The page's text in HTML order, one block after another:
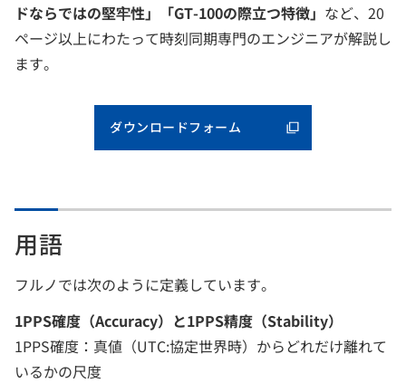
ドならではの堅牢性」「GT-100の際立つ特徴」 など、20
ページ以上にわたって時刻同期専門のエンジニアが解説し
ます。
ダウンロードフォーム
用語
フルノでは次のように定義しています。
1PPS確度（Accuracy）と1PPS精度（Stability）
1PPS確度：真値（UTC:協定世界時）からどれだけ離れて
いるかの尺度